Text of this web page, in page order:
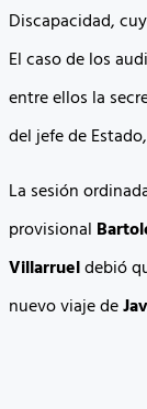
Discapacidad,
El caso de los
entre ellos la
del jefe de Estado,
La sesión
provisional
Villarrueldebió
nuevo viaje de